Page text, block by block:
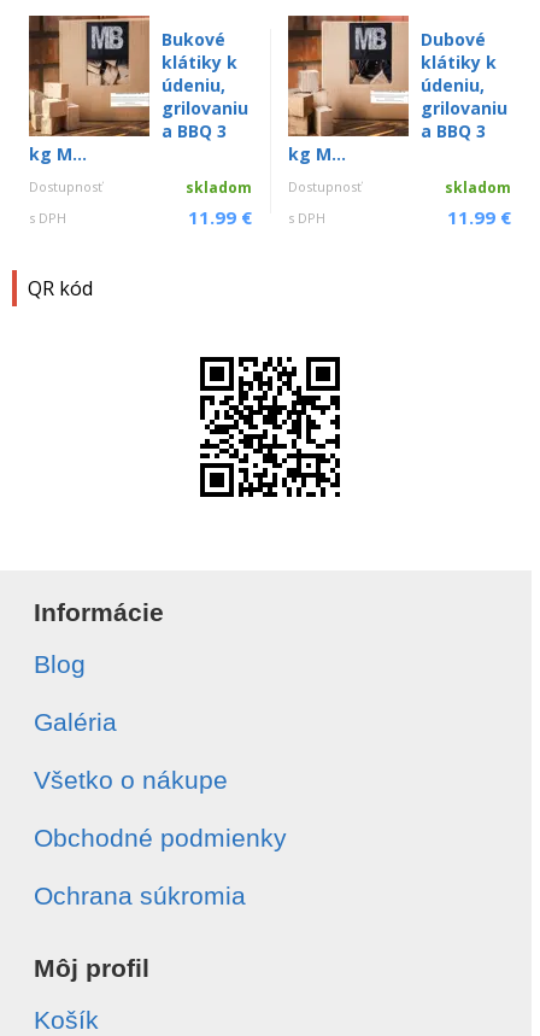
Bukové
klátiky k
údeniu,
grilovaniu
a BBQ 3
kg M...
Dostupnosť skladom
s DPH 11.99 €
Dubové
klátiky k
údeniu,
grilovaniu
a BBQ 3
kg M...
Dostupnosť skladom
s DPH 11.99 €
QR kód
Informácie
Blog
Galéria
Všetko o nákupe
Obchodné podmienky
Ochrana súkromia
Môj profil
Košík